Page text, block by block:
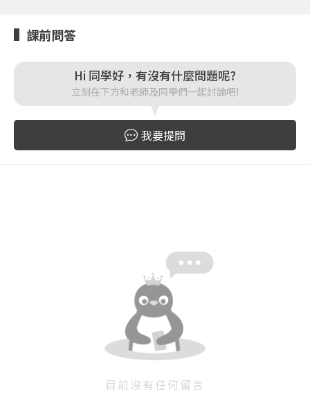
登入
註冊
按下註冊即代表你同意我們的使用者條款
課前問答
Hi 同學好，有沒有什麼問題呢?
立刻在下方和老師及同學們一起討論吧!
我要提問
目前沒有任何留言